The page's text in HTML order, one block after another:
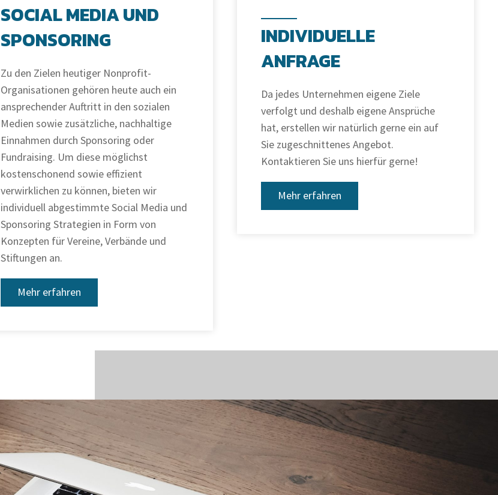
SOCIAL MEDIA UND
SPONSORING
Zu den Zielen heutiger Nonprofit-
Organisationen gehören heute auch ein
ansprechender Auftritt in den sozialen
Medien sowie zusätzliche, nachhaltige
Einnahmen durch Sponsoring oder
Fundraising. Um diese möglichst
kostenschonend sowie effizient
verwirklichen zu können, bieten wir
individuell abgestimmte Social Media und
Sponsoring Strategien in Form von
Konzepten für Vereine, Verbände und
Stiftungen an.
Mehr erfahren
INDIVIDUELLE
ANFRAGE
Da jedes Unternehmen eigene Ziele
verfolgt und deshalb eigene Ansprüche
hat, erstellen wir natürlich gerne ein auf
Sie zugeschnittenes Angebot.
Kontaktieren Sie uns hierfür gerne!
Mehr erfahren